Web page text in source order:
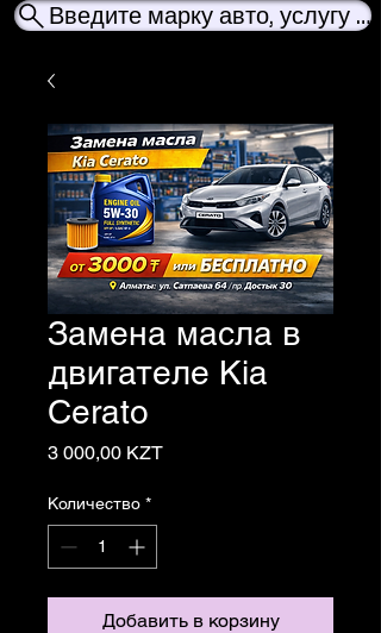
Введите марку авто, услугу
Замена масла в
двигателе Kia
Cerato
3 000,00 KZTЦена
Количество *
Добавить в корзину